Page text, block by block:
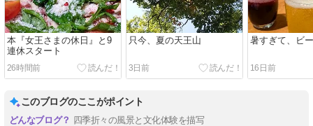
本『女王さまの休日』と9
連休スタート
26時間前
只今、夏の天王山
3日前
暑すぎて、ビ
16日前
このブログのここがポイント
四季折々の風景と文化体験を描写